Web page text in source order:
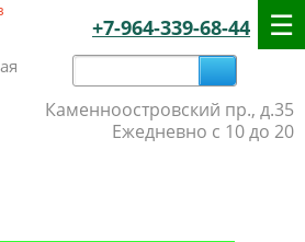
+7-964-339-68-44
Каменноостровский пр., д.35
Ежедневно с 10 до 20